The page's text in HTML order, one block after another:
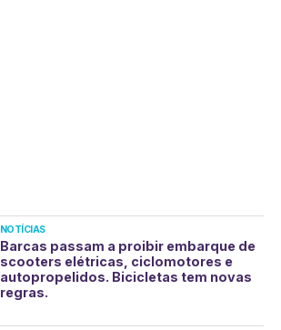
NOTÍCIAS
Barcas passam a proibir embarque de
scooters elétricas, ciclomotores e
autopropelidos. Bicicletas tem novas
regras.